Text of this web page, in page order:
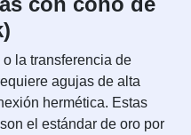
la transferencia de
agujas de alta
hermética. Estas
son el estándar de oro por